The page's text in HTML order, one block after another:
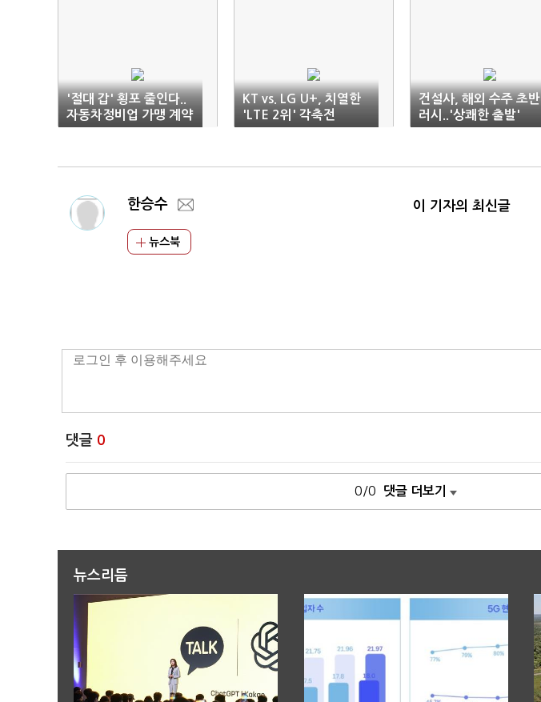
'절대 갑' 횡포 줄인다..
자동차정비업 가맹 계약
서 정비
KT vs. LG U+, 치열한
'LTE 2위' 각축전
건설사, 해외 수주 초반
러시..'상쾌한 출발'
한승수
뉴스북
이 기자의 최신글
댓글 0
0/0 댓글 더보기
뉴스리듬